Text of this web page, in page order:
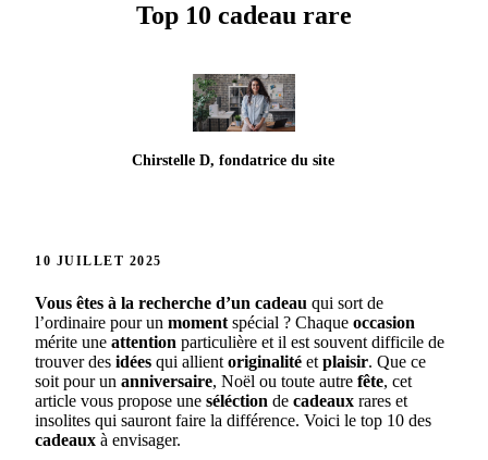
Top 10 cadeau rare
Chirstelle D, fondatrice du site
10 JUILLET 2025
Vous êtes à la recherche d’un cadeau qui sort de
l’ordinaire pour un moment spécial ? Chaque occasion
mérite une attention particulière et il est souvent difficile de
trouver des idées qui allient originalité et plaisir. Que ce
soit pour un anniversaire, Noël ou toute autre fête, cet
article vous propose une séléction de cadeaux rares et
insolites qui sauront faire la différence. Voici le top 10 des
cadeaux à envisager.